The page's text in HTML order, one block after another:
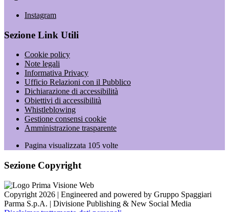
Instagram
Sezione Link Utili
Cookie policy
Note legali
Informativa Privacy
Ufficio Relazioni con il Pubblico
Dichiarazione di accessibilità
Obiettivi di accessibilità
Whistleblowing
Gestione consensi cookie
Amministrazione trasparente
Pagina visualizzata 105 volte
Sezione Copyright
Copyright 2026 | Engineered and powered by Gruppo Spaggiari
Parma S.p.A. | Divisione Publishing & New Social Media